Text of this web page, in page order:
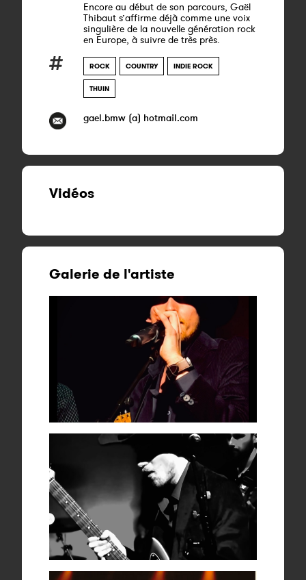
Encore au début de son parcours, Gaël
Thibaut s’affirme déjà comme une voix
singulière de la nouvelle génération rock
en Europe, à suivre de très près.
ROCK COUNTRY INDIE ROCK
THUIN
gael.bmw (a) hotmail.com
Vidéos
Galerie de l'artiste